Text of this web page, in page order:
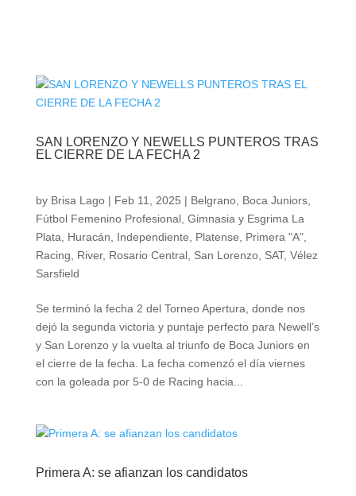
SAN LORENZO Y NEWELLS PUNTEROS TRAS
EL CIERRE DE LA FECHA 2
by Brisa Lago| Feb 11, 2025 | Belgrano, Boca Juniors,
Fútbol Femenino Profesional, Gimnasia y Esgrima La
Plata
Huracán Independiente Platense Primera "A",
Racing
River, Rosario Central, San Lorenzo, SAT, Vélez
Sarsfield
Se terminó la fecha 2 del Torneo Apertura, donde nos
dejó la segunda victoria y puntaje perfecto para Newell’s
y San Lorenzo y la vuelta al triunfo de Boca Juniors en
el cierre de la fecha. La fecha comenzó el día viernes
con la goleada por 5-0 de Racing hacia...
Primera A: se afianzan los candidatos